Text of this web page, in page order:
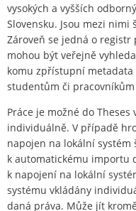
vysokých a vyšších
Slovensku. Jsou mezi nimi
Zároveň se jedná o
mohou být veřejně
komu zpřístupní
studentům či
Práce je možné do
individuálně. V případě
napojen na lokální systém
k automatickému importu
k napojení na lokální
systému vkládány
daná práva. Může jít